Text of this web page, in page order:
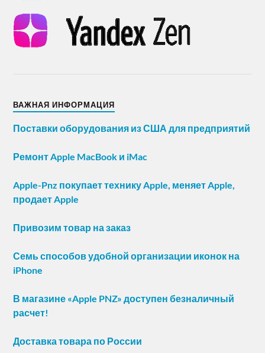
ВАЖНАЯ ИНФОРМАЦИЯ
Поставки оборудования из США для предприятий
Ремонт Apple MacBook и iMac
Apple-Pnz покупает технику Apple, меняет Apple,
продает Apple
Привозим товар на заказ
Семь способов удобной организации иконок на
iPhone
В магазине «Apple PNZ» доступен безналичный
расчет!
Доставка товара по России